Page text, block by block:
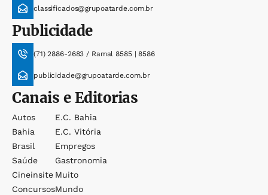
classificados@grupoatarde.com.br
Publicidade
(71) 2886-2683 / Ramal 8585 | 8586
publicidade@grupoatarde.com.br
Canais e Editorias
Autos
Bahia
Brasil
Saúde
Cineinsite
Concursos
E.c. Bahia
E.c. Vitória
Empregos
Gastronomia
Muito
Mundo